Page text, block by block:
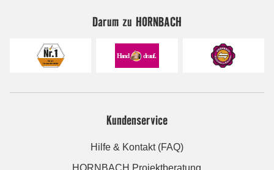
Darum zu HORNBACH
Kundenservice
Hilfe & Kontakt (FAQ)